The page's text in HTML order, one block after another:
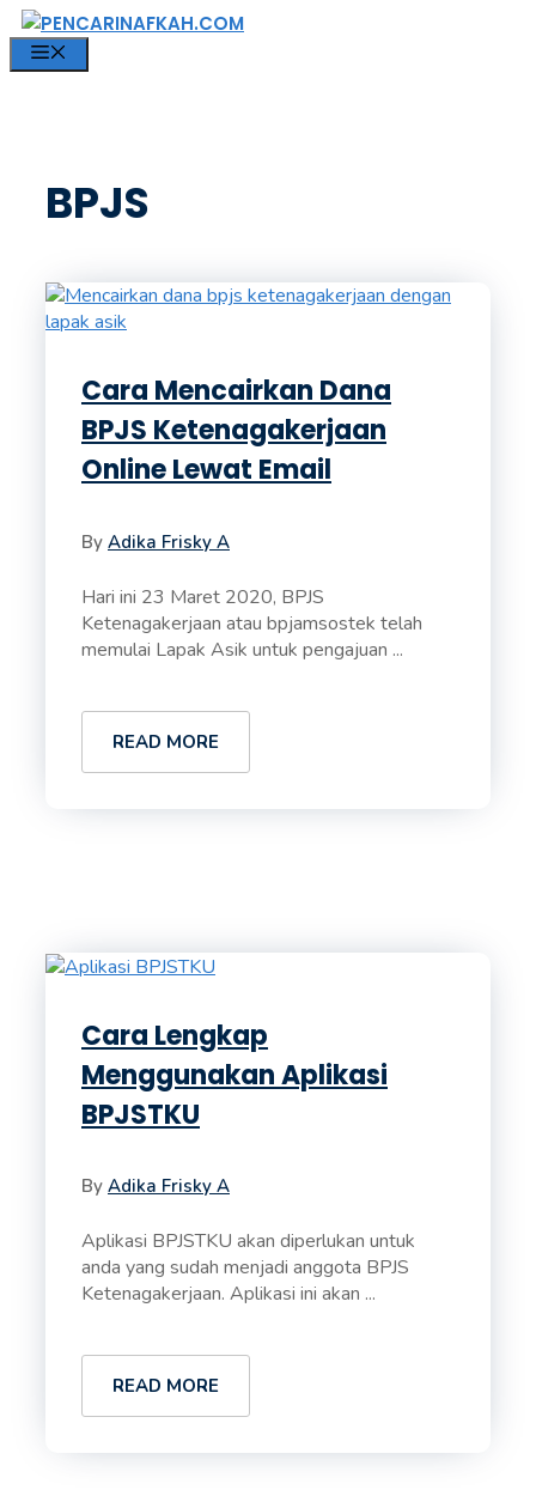
Langsung
ke
isi
BPJS
Cara Mencairkan Dana
BPJS Ketenagakerjaan
Online Lewat Email
By Adika Frisky A
Hari ini 23 Maret 2020, BPJS
Ketenagakerjaan atau bpjamsostek telah
memulai Lapak Asik untuk pengajuan ...
READ MORE
Cara Lengkap
Menggunakan Aplikasi
BPJSTKU
By Adika Frisky A
Aplikasi BPJSTKU akan diperlukan untuk
anda yang sudah menjadi anggota BPJS
Ketenagakerjaan. Aplikasi ini akan ...
READ MORE